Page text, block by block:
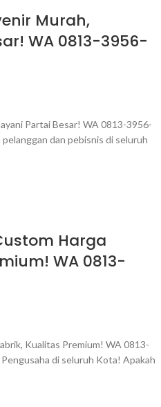
Murah,
WA 0813-3956-
Partai Besar! WA 0813-3956-
dan pebisnis di seluruh
Harga
WA 0813-
Kualitas Premium! WA 0813-
di seluruh Kota! Apakah